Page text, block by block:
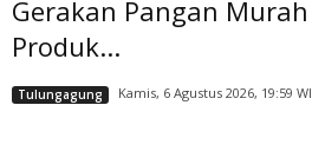
Gerakan Pangan
Produk...
Tulungagung Kamis, 6 Agustus 2026, 19:59